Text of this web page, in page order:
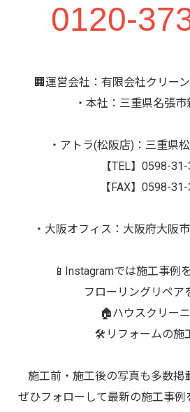
0120-
🏢運営会社：有限会社クリー
・本社：三重県名張
・アトラ(松阪店)：三重県
【TEL】0598-
【FAX】0598-
・大阪オフィス：大阪府大阪
📱Instagramでは施工事例
フローリングリペア
🏠ハウスクリー
🛠️リフォームの施
施工前・施工後の写真も多数掲
ぜひフォローして最新の施工事例